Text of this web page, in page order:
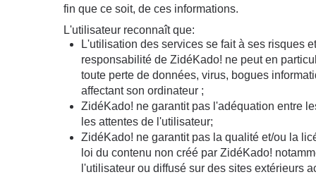
fin que ce soit, de ces informations.
L'utilisateur reconnaît que:
L'utilisation des services se fait à ses risques
responsabilité de ZidéKado! ne peut en
toute perte de données, virus, bogues
affectant son ordinateur ;
ZidéKado! ne garantit pas l'adéquation entre
les attentes de l'utilisateur;
ZidéKado! ne garantit pas la qualité et/ou la
loi du contenu non créé par ZidéKado!
l'utilisateur ou diffusé sur des sites extérieurs